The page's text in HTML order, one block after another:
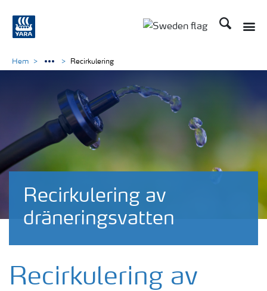
Sök
Recirkulering av
dräneringsvatten
Hem Recirkulering
Recirkulering av